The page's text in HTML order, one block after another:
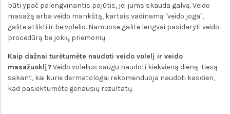
būti ypač palengvinantis pojūtis, jei jums skauda galvą. Veido
masažą arba veido mankštą, kartais vadinamą "veido joga",
galite atlikti ir be volelio. Namuose galite lengvai pasidaryti veido
procedūrą be jokių priemonių.
Kaip dažnai turėtumėte naudoti veido volelį ir veido
masažuoklį?Veido volelius saugu naudoti kiekvieną dieną. Tiesą
sakant, kai kurie dermatologai rekomenduoja naudoti kasdien,
kad pasiektumėte geriausių rezultatų.